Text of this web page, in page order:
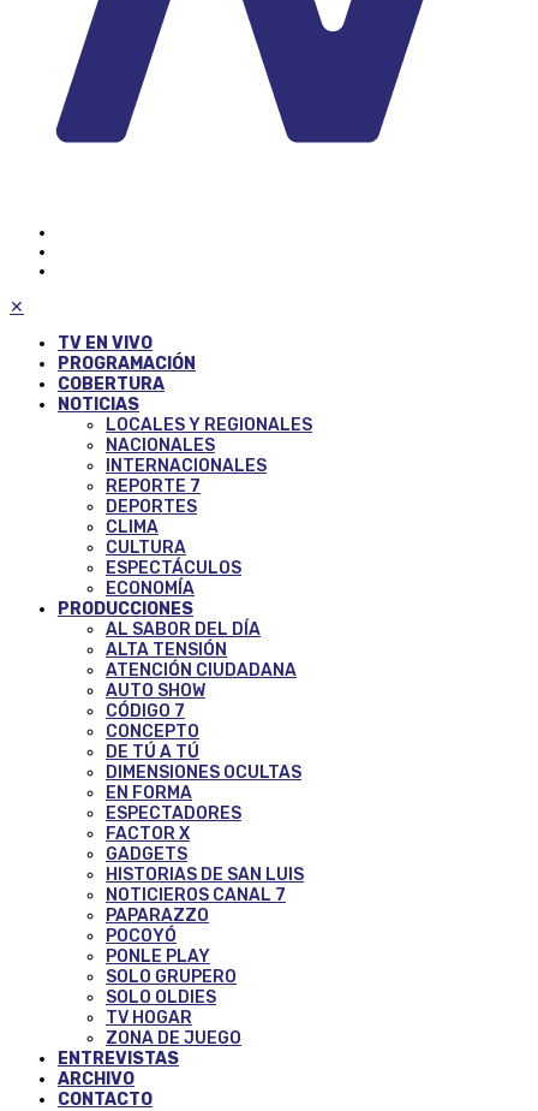
✕
TV EN VIVO
PROGRAMACIÓN
COBERTURA
NOTICIAS
LOCALES Y REGIONALES
NACIONALES
INTERNACIONALES
REPORTE 7
DEPORTES
CLIMA
CULTURA
ESPECTÁCULOS
ECONOMÍA
PRODUCCIONES
AL SABOR DEL DÍA
ALTA TENSIÓN
ATENCIÓN CIUDADANA
AUTO SHOW
CÓDIGO 7
CONCEPTO
DE TÚ A TÚ
DIMENSIONES OCULTAS
EN FORMA
ESPECTADORES
FACTOR X
GADGETS
HISTORIAS DE SAN LUIS
NOTICIEROS CANAL 7
PAPARAZZO
POCOYÓ
PONLE PLAY
SOLO GRUPERO
SOLO OLDIES
TV HOGAR
ZONA DE JUEGO
ENTREVISTAS
ARCHIVO
CONTACTO